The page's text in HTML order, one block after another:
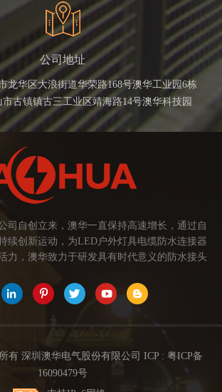
公司地址
龙华区大浪街道华荣路168号澳华工业园6栋
古镇镇古三工业区靖海路14号澳华科技园
司自创立来，澳华一直保持高速增长，通过自
续创新运动，为LED户外灯具电缆防水连接器
力，澳华致力于研发具有时代意义的防水接头
、养殖畜牧、水族设备、发热瓷砖、船舶、油
疗保健设备、捕鱼集鱼灯、汽车大灯、太阳能
品品质，以人为本，坚持创新，以市场为导向
连接器产品，为客户提供多方面的连接解决方
有 深圳澳华电气股份有限公司 ICP : 粤ICP备
16090479号